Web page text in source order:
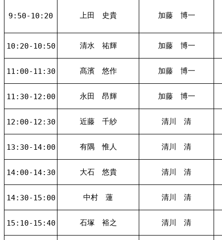
9:50-10:20 上田 史貴 加藤 博一
10:20-10:50 清水 祐輝 加藤 博一
11:00-11:30 髙濱 悠作 加藤 博一
11:30-12:00 永田 昂輝 加藤 博一
12:00-12:30 近藤 千紗 清川 清
13:30-14:00 有隅 惟人 清川 清
14:00-14:30 大石 悠貴 清川 清
14:30-15:00 中村 蓮 清川 清
15:10-15:40 石塚 裕之 清川 清